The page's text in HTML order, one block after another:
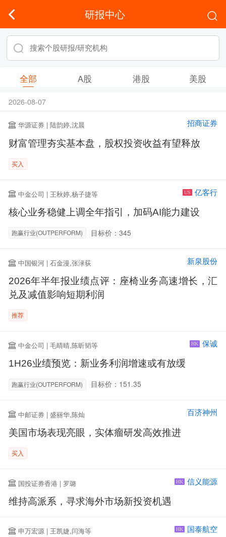
研报中心
全部 A股 港股 美股
2026-08-07
华源证券 | 陆韵婷,沈晨 招商证券
财富管理夯实基本盘，股权投资收益有望释放
买入
中金公司 | 王秋婷,杨子捷等 US 亿客行
核心业务稳健上调全年指引，加码AI能力建设
跑赢行业(OUTPERFORM) 目标价：345
中国银河 | 石金漫,张渌荻 新泉股份
2026年半年报业绩点评：座椅业务高速增长，汇
兑及减值影响短期利润
推荐
中金公司 | 毛晴晴,陈昕韬等 HK 保诚
1H26业绩预览：新业务利润增速或有放缓
跑赢行业(OUTPERFORM) 目标价：151.35
中邮证券 | 盛丽华,陈灿 百济神州
美国市场表现亮眼，实体瘤研发高效推进
买入
国投证券香港 | 罗璐 HK 信义能源
维持高派系，寻求海外市场新投资机遇
申万宏源 | 王凯婕,闫海等 HK 国泰航空